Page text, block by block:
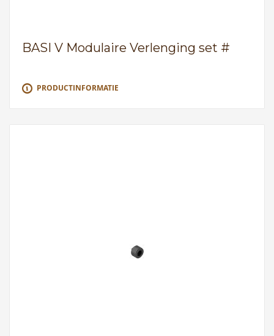
BASI V Modulaire Verlenging set #
PRODUCTINFORMATIE